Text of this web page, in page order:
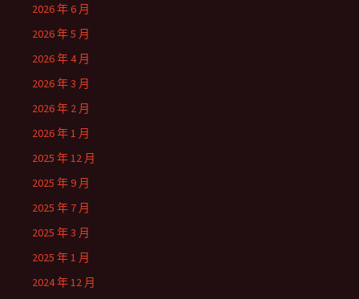
2026 年 6 月
2026 年 5 月
2026 年 4 月
2026 年 3 月
2026 年 2 月
2026 年 1 月
2025 年 12 月
2025 年 9 月
2025 年 7 月
2025 年 3 月
2025 年 1 月
2024 年 12 月